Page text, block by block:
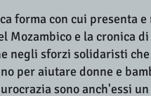
forma con cui presenta e
Mozambico e la cronica
negli sforzi solidaristi
per aiutare donne e
sono anch'essi un